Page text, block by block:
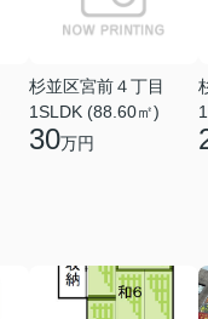
杉並区宮前４丁目
1SLDK (88.60㎡)
30万円